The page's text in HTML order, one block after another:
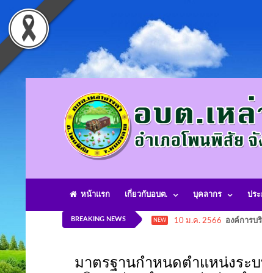
หน้าแรก เกี่ยวกับอบต. บุคลากร ปร
BREAKING NEWS NEW 10 ม.ค. 2566 องค์การบ
มาตรฐานกำหนดตำแหน่งระ